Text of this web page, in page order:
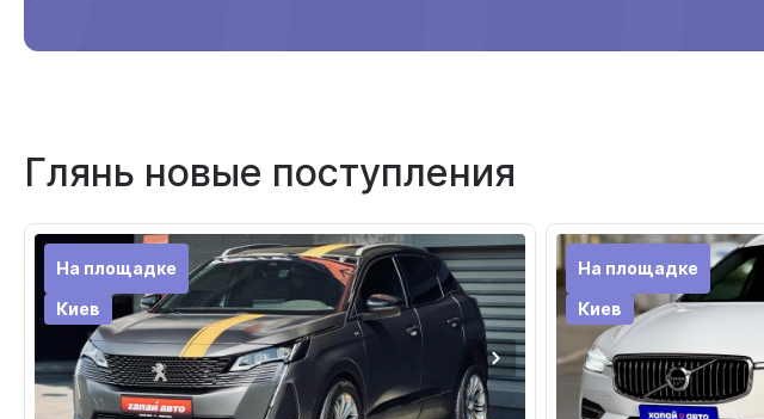
Глянь новые поступления
На площадке
Киев
На площадке
Киев